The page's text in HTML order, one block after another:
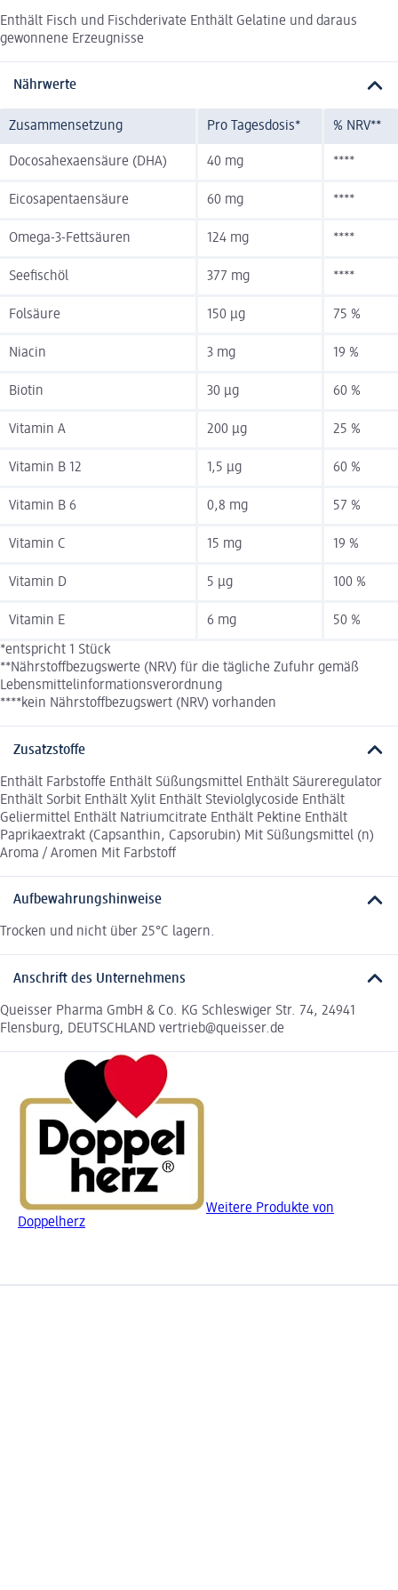
Enthält Fisch und Fischderivate Enthält Gelatine und daraus
gewonnene Erzeugnisse
Nährwerte
Zusammensetzung Pro Tagesdosis* % NRV**
Docosahexaensäure (DHA) 40 mg ****
Eicosapentaensäure 60 mg ****
Omega-3-Fettsäuren 124 mg ****
Seefischöl 377 mg ****
Folsäure 150 µg 75 %
Niacin 3 mg 19 %
Biotin 30 µg 60 %
Vitamin A 200 µg 25 %
Vitamin B 12 1,5 µg 60 %
Vitamin B 6 0,8 mg 57 %
Vitamin C 15 mg 19 %
Vitamin D 5 µg 100 %
Vitamin E 6 mg 50 %
*entspricht 1 Stück
**Nährstoffbezugswerte (NRV) für die tägliche Zufuhr gemäß
Lebensmittelinformationsverordnung
****kein Nährstoffbezugswert (NRV) vorhanden
Zusatzstoffe
Enthält Farbstoffe Enthält Süßungsmittel Enthält Säureregulator
Enthält Sorbit Enthält Xylit Enthält Steviolglycoside Enthält
Geliermittel Enthält Natriumcitrate Enthält Pektine Enthält
Paprikaextrakt (Capsanthin, Capsorubin) Mit Süßungsmittel (n)
Aroma / Aromen Mit Farbstoff
Aufbewahrungshinweise
Trocken und nicht über 25°C lagern.
Anschrift des Unternehmens
Queisser Pharma GmbH & Co. KG Schleswiger Str. 74, 24941
Flensburg, DEUTSCHLAND vertrieb@queisser.de
Weitere Produkte von
Doppelherz